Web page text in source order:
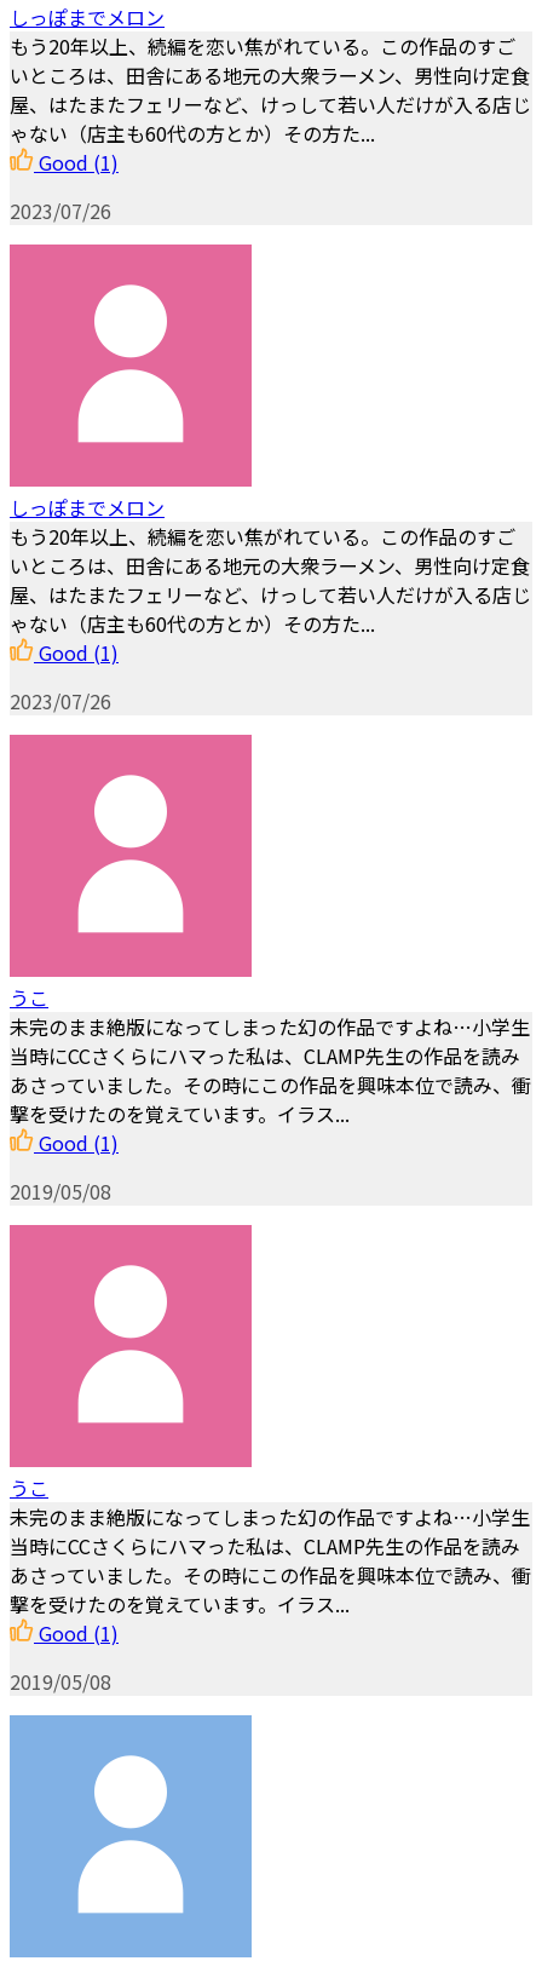
しっぽまでメロン
もう20年以上、続編を恋い焦がれている。この作品のすご
いところは、田舎にある地元の大衆ラーメン、男性向け定食
屋、はたまたフェリーなど、けっして若い人だけが入る店じ
ゃない（店主も60代の方とか）その方た...
Good (1)
2023/07/26
しっぽまでメロン
もう20年以上、続編を恋い焦がれている。この作品のすご
いところは、田舎にある地元の大衆ラーメン、男性向け定食
屋、はたまたフェリーなど、けっして若い人だけが入る店じ
ゃない（店主も60代の方とか）その方た...
Good (1)
2023/07/26
うこ
未完のまま絶版になってしまった幻の作品ですよね…小学生
当時にCCさくらにハマった私は、CLAMP先生の作品を読み
あさっていました。その時にこの作品を興味本位で読み、衝
撃を受けたのを覚えています。イラス...
Good (1)
2019/05/08
うこ
未完のまま絶版になってしまった幻の作品ですよね…小学生
当時にCCさくらにハマった私は、CLAMP先生の作品を読み
あさっていました。その時にこの作品を興味本位で読み、衝
撃を受けたのを覚えています。イラス...
Good (1)
2019/05/08